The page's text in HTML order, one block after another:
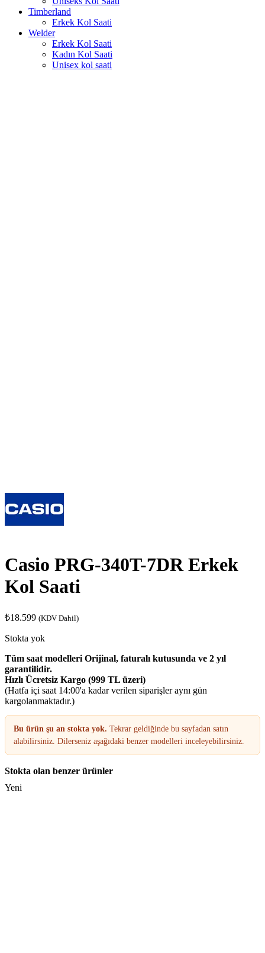
Timberland
Erkek Kol Saati
Welder
Erkek Kol Saati
Kadın Kol Saati
Unisex kol saati
Casio PRG-340T-7DR Erkek
Kol Saati
₺18.599 (KDV Dahil)
Stokta yok
Tüm saat modelleri Orijinal, faturalı kutusunda ve 2 yıl
garantilidir.
Hızlı Ücretsiz Kargo (999 TL üzeri)
(Hatfa içi saat 14:00'a kadar verilen siparişler aynı gün
kargolanmaktadır.)
Bu ürün şu an stokta yok. Tekrar geldiğinde bu sayfadan satın
alabilirsiniz. Dilerseniz aşağıdaki benzer modelleri inceleyebilirsiniz.
Stokta olan benzer ürünler
Yeni